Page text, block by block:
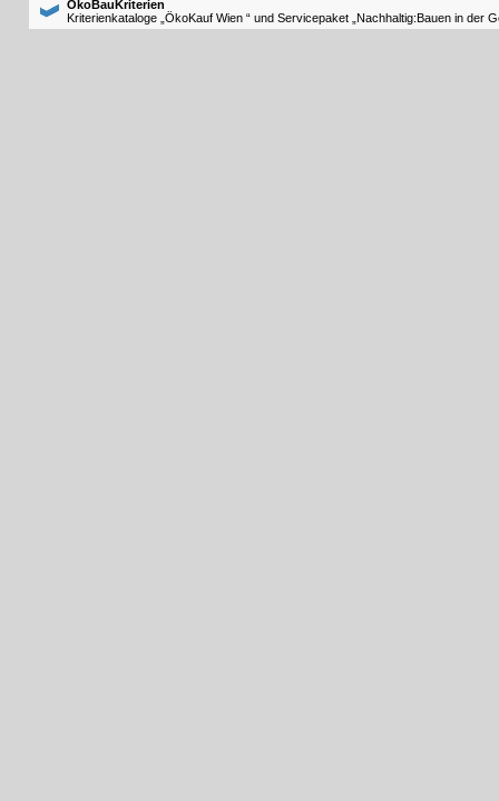
ÖkoBauKriterien
Kriterienkataloge „ÖkoKauf Wien “ und Servicepaket „Nachhaltig:Bauen in der